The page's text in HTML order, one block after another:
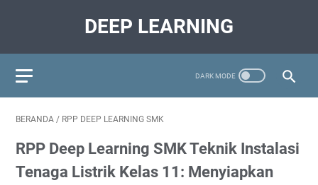
DEEP LEARNING
BERANDA / RPP DEEP LEARNING SMK
RPP Deep Learning SMK Teknik Instalasi
Tenaga Listrik Kelas 11: Menyiapkan